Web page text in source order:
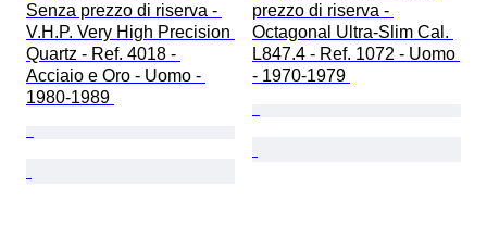
Senza prezzo di riserva -
V.H.P. Very High Precision
Quartz - Ref. 4018 -
Acciaio e Oro - Uomo -
1980-1989
prezzo di riserva -
Octagonal Ultra-Slim Cal.
L847.4 - Ref. 1072 - Uomo
- 1970-1979